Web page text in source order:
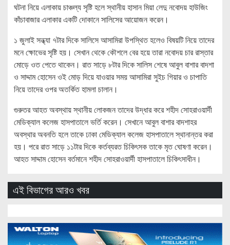
ঘটনা নিয়ে এলাকায় চাঞ্চল্য সৃষ্টি হলে স্থানীয় হাসান মিয়া লেদু নবোদয় হাউজিং
কাঁচাবাজার এলাকার একটি দোকানে সালিসের আয়োজন করেন।
১ জুলাই সন্ধ্যা ৭টার দিকে সালিসে আসামিরা উপস্থিত হলেও বিষয়টি নিয়ে তাদের
মনে ক্ষোভের সৃষ্টি হয়। সেখান থেকে কৌশলে বের হয়ে তারা নবোদয় চার রাস্তার
মোড়ে ওত পেতে থাকেন। রাত সাড়ে ৮টার দিকে সালিস শেষে আবুল বাশার বাদশা
ও সাদ্দাম হোসেন ওই মোড় দিয়ে যাওয়ার সময় আসামিরা সুইচ গিয়ার ও চাপাতি
নিয়ে তাদের ওপর অতর্কিত হামলা চালান।
গুরুতর আহত অবস্থায় স্থানীয় লোকজন তাদের উদ্ধার করে শহীদ সোহরাওয়ার্দী
মেডিক্যাল কলেজ হাসপাতালে ভর্তি করেন। সেখানে আবুল বাশার বাদশাহর
অবস্থার অবনতি হলে তাকে ঢাকা মেডিক্যাল কলেজ হাসপাতালে স্থানান্তর করা
হয়। পরে রাত সাড়ে ১১টার দিকে কর্তব্যরত চিকিৎসক তাকে মৃত ঘোষণা করেন।
আহত সাদ্দাম হোসেন বর্তমানে শহীদ সোহরাওয়ার্দী হাসপাতালে চিকিৎসাধীন।
এই বিভাগের আরও খবর